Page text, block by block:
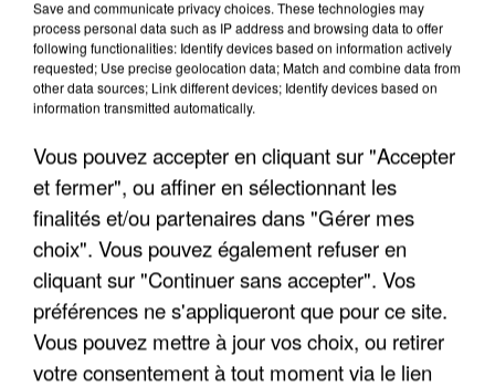
6 août 2026
Gabriel Attal et Raphaël Glucksmann visés par des
ingérences...
Sollicité, Sébastien Lecornu annonce un "travail
commun" avec les partis à la rentrée.
Save and communicate privacy choices. These technologies may
process personal data such as IP address and browsing data to offer
following functionalities: Identify devices based on information actively
requested; Use precise geolocation data; Match and combine data from
other data sources; Link different devices; Identify devices based on
information transmitted automatically.
Vous pouvez accepter en cliquant sur "Accepter
et fermer", ou affiner en sélectionnant les
finalités et/ou partenaires dans "Gérer mes
choix". Vous pouvez également refuser en
cliquant sur "Continuer sans accepter". Vos
préférences ne s'appliqueront que pour ce site.
Vous pouvez mettre à jour vos choix, ou retirer
votre consentement à tout moment via le lien